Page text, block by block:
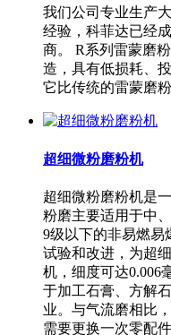
我们公司专业生产
经验，科菲达已经
商。 R系列雷蒙磨
造，具有低损耗、
它比传统的雷蒙磨
超细微粉磨粉机
超细微粉磨粉机是
粉磨主要适用于中
9级以下的非易燃易
试验和改进，为超
机，细度可达0.006
于加工石膏、方解
业。与气流磨相比
需要更换一次零配